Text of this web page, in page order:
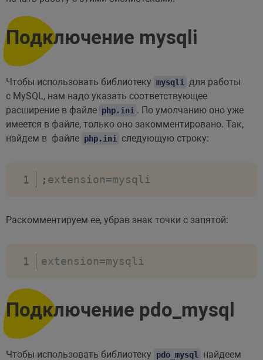
Подключение mysqli
Чтобы использовать библиотеку mysqli
для работы
с MySQL, нам надо указать соответствующее
расширение в файле php.ini . По умолчанию оно уже
имеется в файле, только оно закомментировано. Так,
найдем в файле php.ini следующую строку:
; extension=mysqli
Раскомментируем ее, убрав знак точки с запятой:
extension=mysqli
Подключение pdo_mysql
Чтобы использовать библиотеку pdo_mysql найдеем